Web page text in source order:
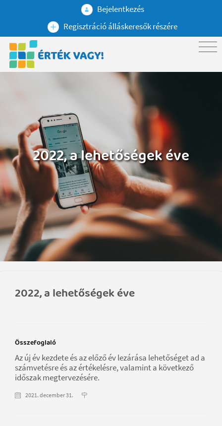
Bejelentkezés
Regisztráció álláskeresők részére
2022, a lehetőségek éve
2022, a lehetőségek éve
Összefoglaló
Az új év kezdete és az előző év lezárása lehetőséget ad a
számvetésre és az értékelésre, valamint a következő
időszak megtervezésére.
2021. december 31.